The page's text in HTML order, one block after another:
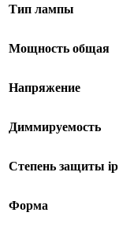
Тип лампы
Мощность общая
Напряжение
Диммируемость
Степень защиты ip
Форма